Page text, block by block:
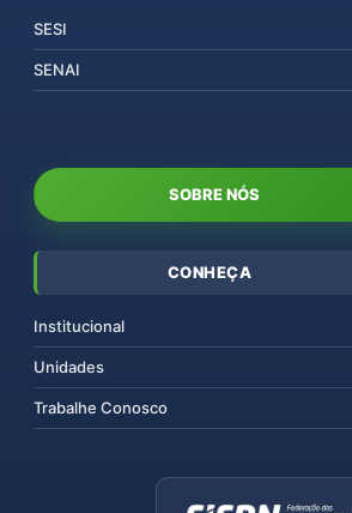
SESI
SENAI
SOBRE NÓS
CONHEÇA
Institucional
Unidades
Trabalhe Conosco